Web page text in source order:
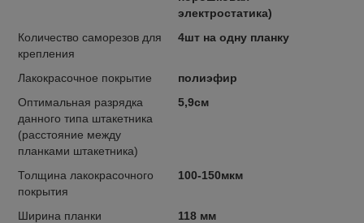
электростатика)
Количество саморезов для
крепления
4шт на одну планку
Лакокрасочное покрытие
полиэфир
Оптимальная разрядка
данного типа штакетника
(расстояние между
планками штакетника)
5,9см
Толщина лакокрасочного
покрытия
100-150мкм
Ширина планки 118 мм